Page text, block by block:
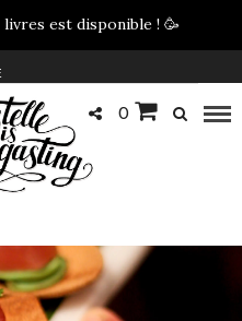
est disponible ! 🥳
0